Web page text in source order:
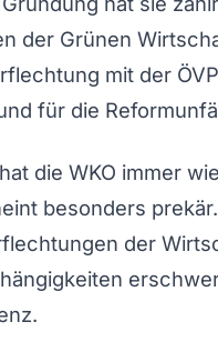
der Grünen
mit der
für die
die WKO immer
besonders
der